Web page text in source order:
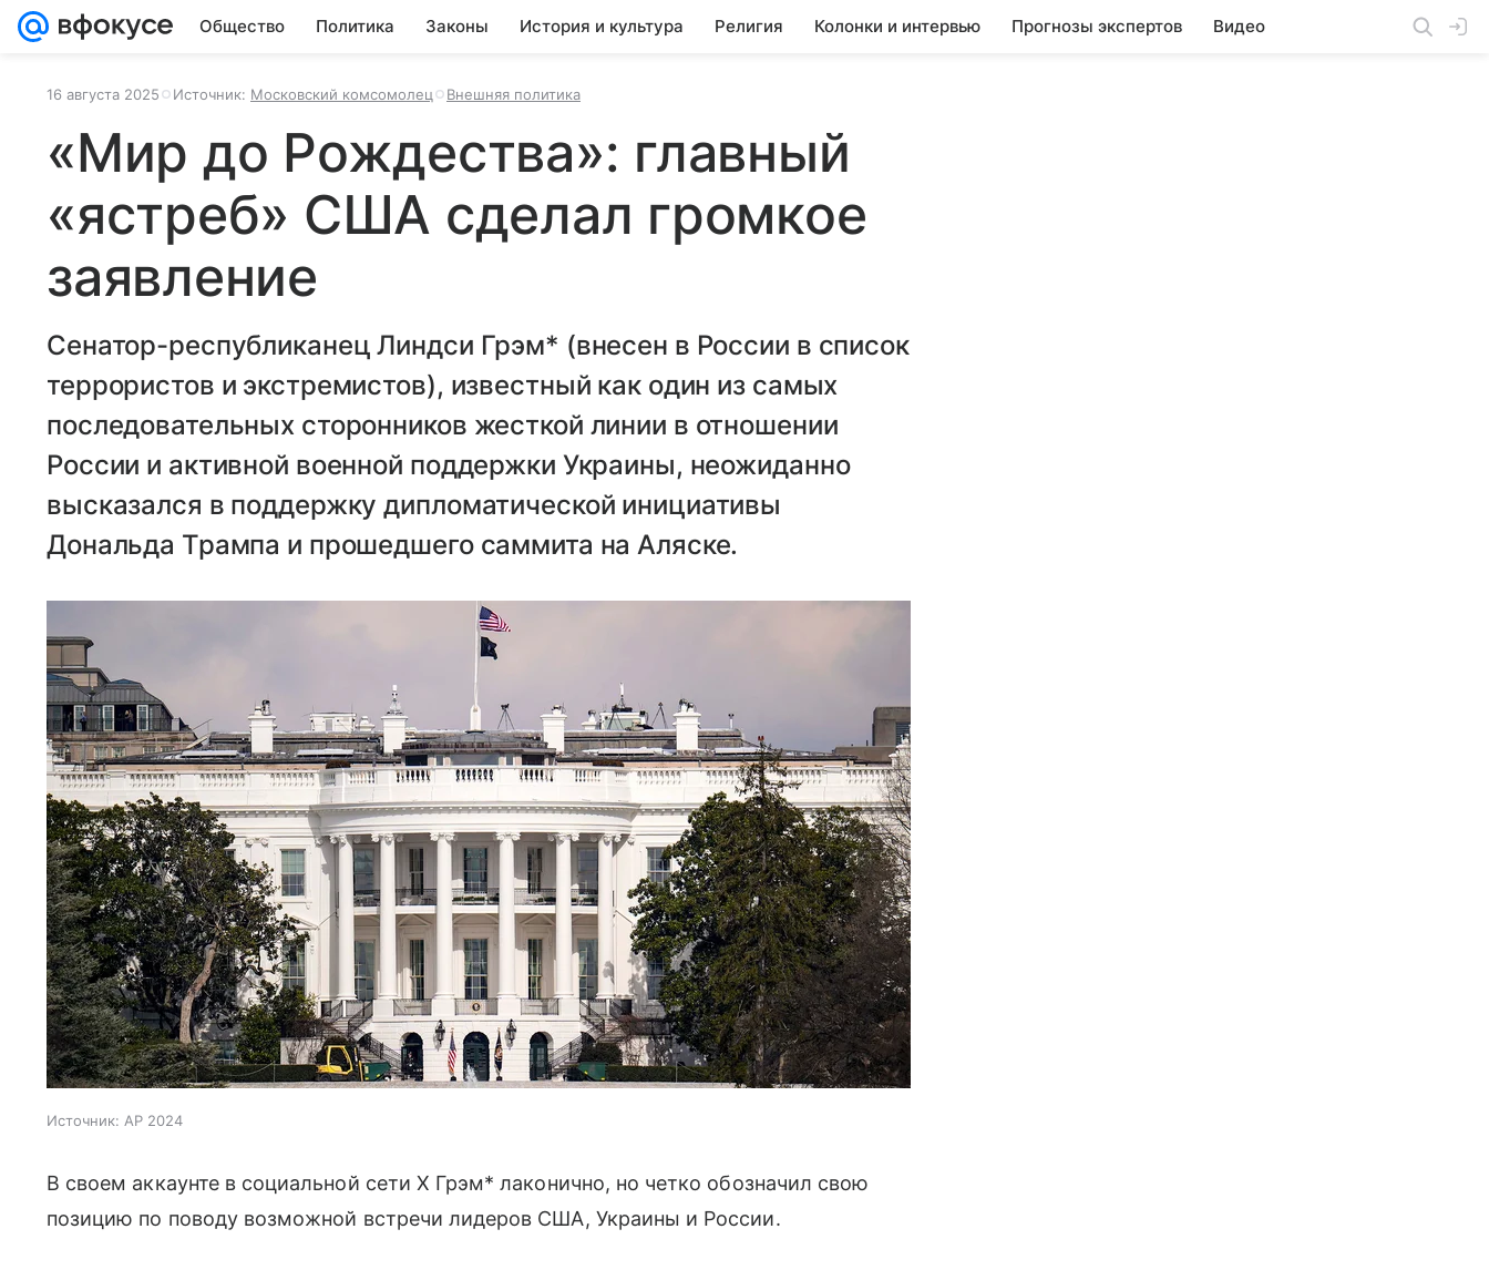
Общество Политика Законы История и культура Религия Колонки и интервью Прогнозы экспертов Видео
16 августа 2025 Источник: Московский комсомолец Внешняя политика
«Мир до Рождества»: главный
«ястреб» США сделал громкое
заявление
Сенатор-республиканец Линдси Грэм* (внесен в России в список
террористов и экстремистов), известный как один из самых
последовательных сторонников жесткой линии в отношении
России и активной военной поддержки Украины, неожиданно
высказался в поддержку дипломатической инициативы
Дональда Трампа и прошедшего саммита на Аляске.
Источник: AP 2024
В своем аккаунте в социальной сети Х Грэм* лаконично, но четко обозначил свою
позицию по поводу возможной встречи лидеров США, Украины и России.